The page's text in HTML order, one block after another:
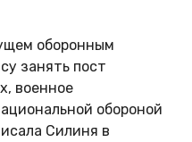
оборонным
занять пост
военное
обороной
Силиня в